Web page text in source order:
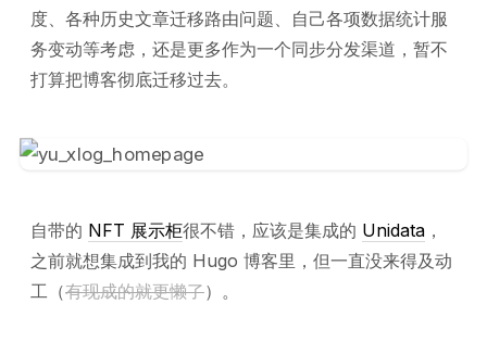
度、各种历史文章迁移路由问题、自己各项数据统计服
务变动等考虑，还是更多作为一个同步分发渠道，暂不
打算把博客彻底迁移过去。
自带的 NFT 展示柜很不错，应该是集成的 Unidata ，
之前就想集成到我的 Hugo 博客里，但一直没来得及动
工（有现成的就更懒了）。